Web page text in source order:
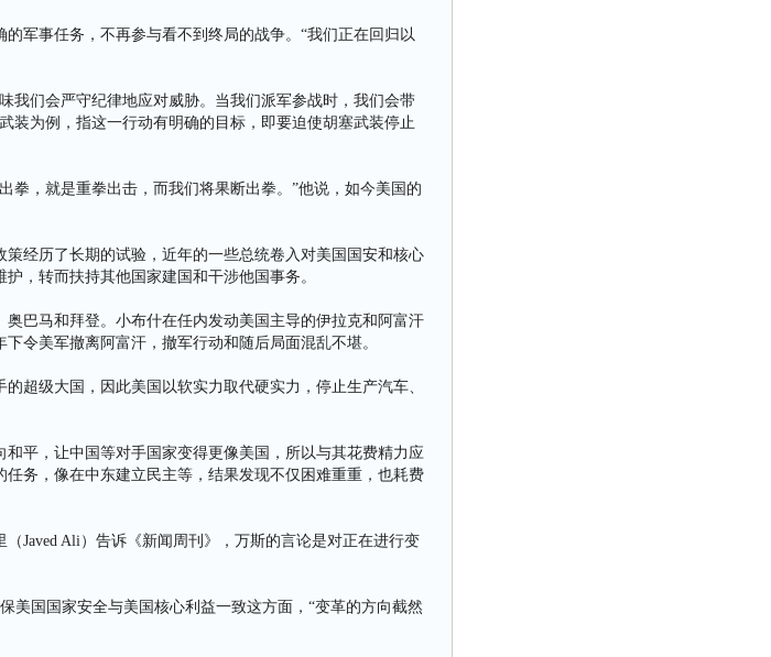
军事任务，不再参与看不到终局的战争。“我们正在回归以
我们会严守纪律地应对威胁。当我们派军参战时，我们会带
装为例，指这一行动有明确的目标，即要迫使胡塞武装停止
拳，就是重拳出击，而我们将果断出拳。”他说，如今美国的
经历了长期的试验，近年的一些总统卷入对美国国安和核心
，转而扶持其他国家建国和干涉他国事务。
巴马和拜登。小布什在任内发动美国主导的伊拉克和阿富汗
令美军撤离阿富汗，撤军行动和随后局面混乱不堪。
超级大国，因此美国以软实力取代硬实力，停止生产汽车、
平，让中国等对手国家变得更像美国，所以与其花费精力应
务，像在中东建立民主等，结果发现不仅困难重重，也耗费
Javed Ali）告诉《新闻周刊》，万斯的言论是对正在进行变
美国国家安全与美国核心利益一致这方面，“变革的方向截然